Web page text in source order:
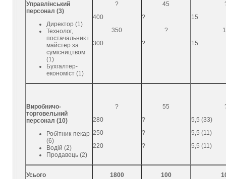
Управлінський
персонал (3)
Директор (1)
Технолог,
постачальник і
майстер за
сумісництвом
(1)
Бухгалтер-
економіст (1)
?
400
350
300
45
?
?
?
15
15
Виробничо-
торговельний
персонал (10)
Робітник-пекар
(6)
Водій (2)
Продавець (2)
?
280
250
220
55
?
?
?
5,5 (33)
5,5 (11)
5,5 (11)
Усього 1800 100